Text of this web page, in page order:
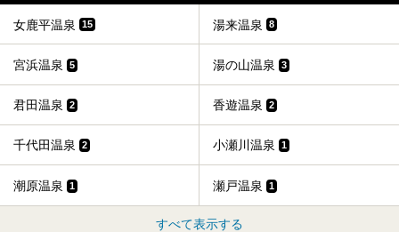
女鹿平温泉 15 湯来温泉 8
宮浜温泉 5 湯の山温泉 3
君田温泉 2 香遊温泉 2
千代田温泉 2 小瀬川温泉 1
潮原温泉 1 瀬戸温泉 1
すべて表示する